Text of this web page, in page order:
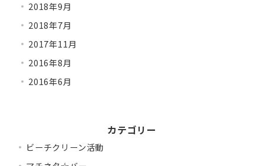
2018年9月
2018年7月
2017年11月
2016年8月
2016年6月
カテゴリー
ビーチクリーン活動